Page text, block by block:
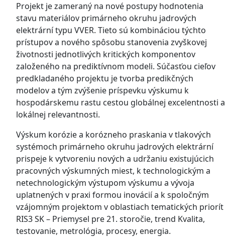
Projekt je zameraný na nové postupy hodnotenia
stavu materiálov primárneho okruhu jadrových
elektrární typu VVER. Tieto sú kombináciou týchto
prístupov a nového spôsobu stanovenia zvyškovej
životnosti jednotlivých kritických komponentov
založeného na prediktívnom modeli. Súčasťou cieľov
predkladaného projektu je tvorba predikčných
modelov a tým zvýšenie príspevku výskumu k
hospodárskemu rastu cestou globálnej excelentnosti a
lokálnej relevantnosti.
Výskum korózie a korózneho praskania v tlakových
systémoch primárneho okruhu jadrových elektrární
prispeje k vytvoreniu nových a udržaniu existujúcich
pracovných výskumných miest, k technologickým a
netechnologickým výstupom výskumu a vývoja
uplatnených v praxi formou inovácií a k spoločným
vzájomným projektom v oblastiach tematických priorít
RIS3 SK – Priemysel pre 21. storočie, trend Kvalita,
testovanie, metrológia, procesy, energia.